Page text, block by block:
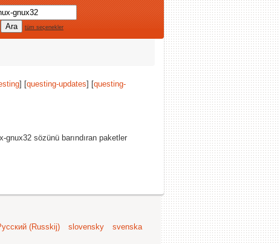
tüm seçenekler
] [questing-updates] [questing-
gnux32 sözünü barındıran paketler
(Russkij) slovensky
svenska